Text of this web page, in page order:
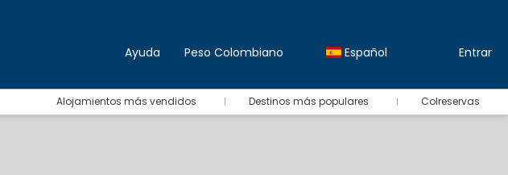
Ayuda Peso Colombiano Español Entrar
Alojamientos más vendidos Destinos más populares Colreservas